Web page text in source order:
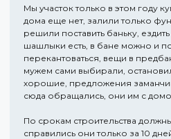
Мы участок только в этом году
дома еще нет, залили только
решили поставить баньку,
шашлыки есть, в бане можно и
перекантоваться, вещи в
мужем сами выбирали,
хорошие, предложения
сюда обращались, они им с
По срокам строительства
справились они только за 10